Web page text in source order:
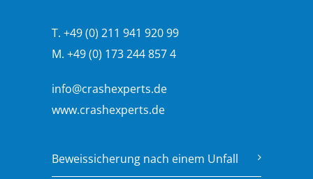
T. +49 (0) 211 941 920 99
M. +49 (0) 173 244 857 4
info@crashexperts.de
www.crashexperts.de
Beweissicherung nach einem Unfall